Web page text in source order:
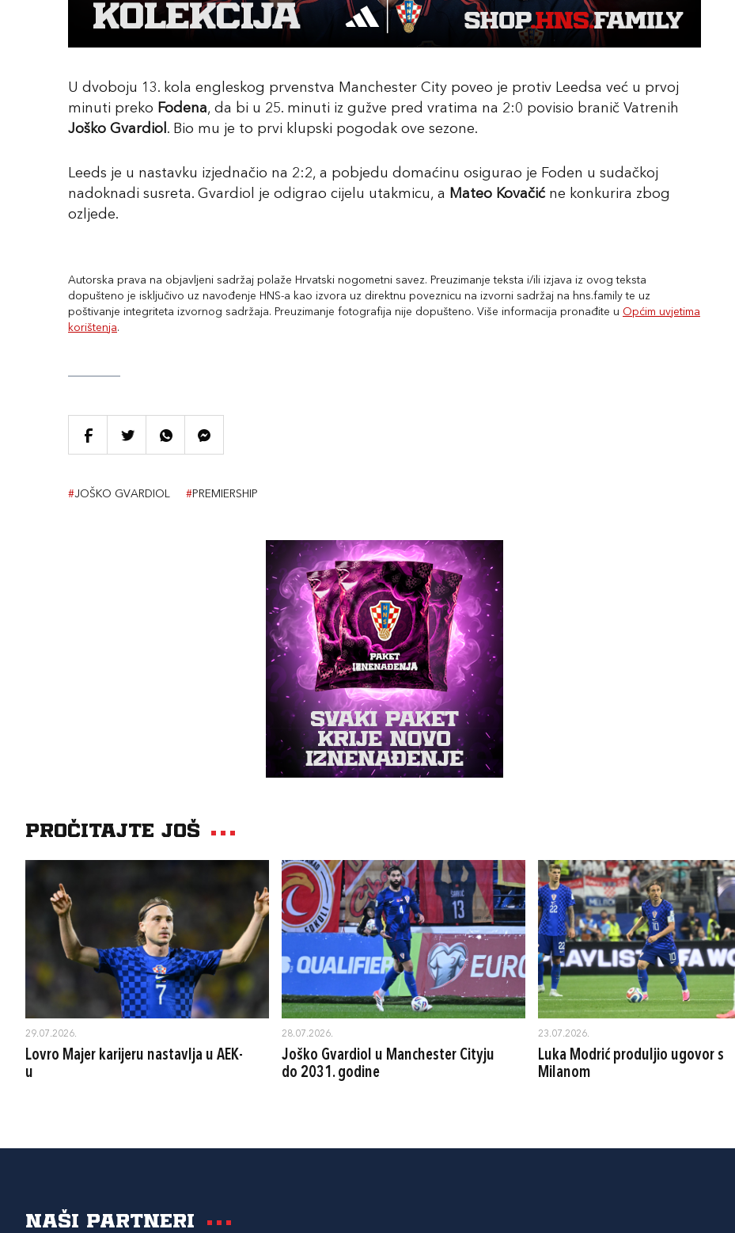
U dvoboju 13. kola engleskog prvenstva Manchester City poveo je protiv Leedsa već u prvoj
minuti preko Fodena, da bi u 25. minuti iz gužve pred vratima na 2:0 povisio branič Vatrenih
Joško Gvardiol . Bio mu je to prvi klupski pogodak ove sezone.
Leeds je u nastavku izjednačio na 2:2, a pobjedu domaćinu osigurao je Foden u sudačkoj
nadoknadi susreta. Gvardiol je odigrao cijelu utakmicu, a Mateo Kovačićne konkurira zbog
ozljede.
Autorska prava na objavljeni sadržaj polaže Hrvatski nogometni savez. Preuzimanje teksta i/ili izjava iz ovog teksta
dopušteno je isključivo uz navođenje HNS-a kao izvora uz direktnu poveznicu na izvorni sadržaj na hns.family te uz
poštivanje integriteta izvornog sadržaja. Preuzimanje fotografija nije dopušteno. Više informacija pronađite u Općim uvjetima
korištenja.
#JOŠKO GVARDIOL #PREMIERSHIP
Pročitajte još
29.07.2026.
Lovro Majer karijeru nastavlja u AEK-
u
28.07.2026.
Joško Gvardiol u Manchester Cityju
do 2031. godine
23.07.2026.
Luka Modrić produljio ugovor s
Milanom
Naši partneri